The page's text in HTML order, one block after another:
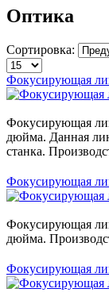
Оптика
Сортировка:
Фокусирующая
Фокусирующая
дюйма. Данная
станка.
Фокусирующая
Фокусирующая
дюйма.
Фокусирующая